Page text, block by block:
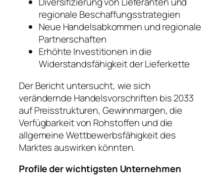
regionale Beschaffungsstrategien
Neue Handelsabkommen und regionale
Partnerschaften
Erhöhte Investitionen in die
Widerstandsfähigkeit der Lieferkette
Der Bericht untersucht, wie sich
verändernde Handelsvorschriften bis 2033
auf Preisstrukturen, Gewinnmargen, die
Verfügbarkeit von Rohstoffen und die
allgemeine Wettbewerbsfähigkeit des
Marktes auswirken könnten.
Profile der wichtigsten Unternehmen